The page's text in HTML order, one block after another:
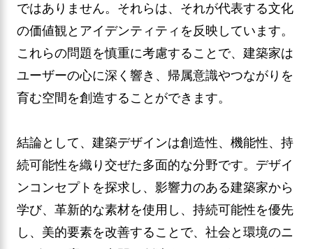
ではありません。それらは、それが代表する文化
の価値観とアイデンティティを反映しています。
これらの問題を慎重に考慮することで、建築家は
ユーザーの心に深く響き、帰属意識やつながりを
育む空間を創造することができます。
結論として、建築デザインは創造性、機能性、持
続可能性を織り交ぜた多面的な分野です。デザイ
ンコンセプトを探求し、影響力のある建築家から
学び、革新的な素材を使用し、持続可能性を優先
し、美的要素を改善することで、社会と環境のニ